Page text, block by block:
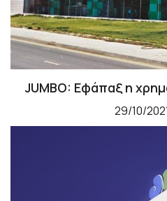
JUMBO: Εφάπαξ η
29/10/